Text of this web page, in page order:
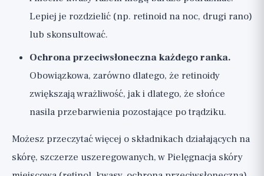
Lepiej je rozdzielić (np. retinoid na noc, drugi rano)
lub skonsultować.
Ochrona przeciwsłoneczna każdego ranka.
Obowiązkowa, zarówno dlatego, że retinoidy
zwiększają wrażliwość, jak i dlatego, że słońce
nasila przebarwienia pozostające po trądziku.
Możesz przeczytać więcej o składnikach działających na
skórę, szczerze uszeregowanych, wPielęgnacja skóry